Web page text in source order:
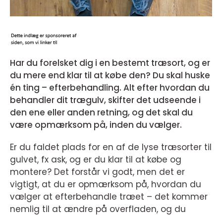
Har du forelsket dig i en bestemt træsort, og er
du mere end klar til at købe den? Du skal huske
én ting – efterbehandling. Alt efter hvordan du
behandler dit trægulv, skifter det udseende i
den ene eller anden retning, og det skal du
være opmærksom på, inden du vælger.
Er du faldet plads for en af de lyse træsorter til
gulvet, fx ask, og er du klar til at købe og
montere? Det forstår vi godt, men det er
vigtigt, at du er opmærksom på, hvordan du
vælger at efterbehandle træet – det kommer
nemlig til at ændre på overfladen, og du